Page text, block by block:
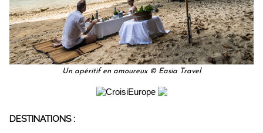
Un apéritif en amoureux © Easia Travel
DESTINATIONS :